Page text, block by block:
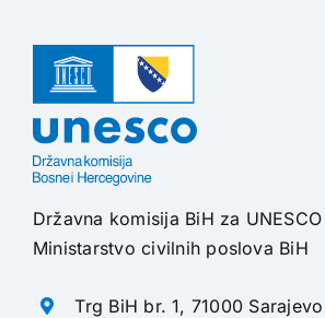
Državna komisija BiH za UNESCO
Ministarstvo civilnih poslova BiH
Trg BiH br. 1, 71000 Sarajevo